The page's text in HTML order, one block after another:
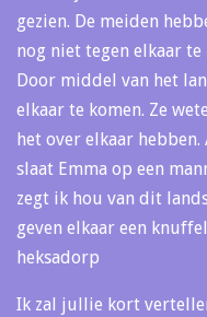
gezien. De meiden
nog niet tegen elkaar te
Door middel van het
elkaar te komen. Ze
het over elkaar
slaat Emma op een
zegt ik hou van dit
geven elkaar een
heksadorp
Ik zal jullie kort